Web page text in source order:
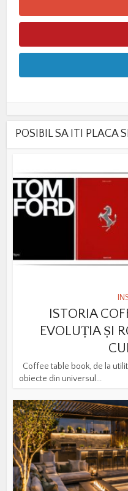
POSIBIL SA ITI PLACA
ISTORIA
EVOLUȚIA ȘI
Coffee table book, de la
obiecte din universul...